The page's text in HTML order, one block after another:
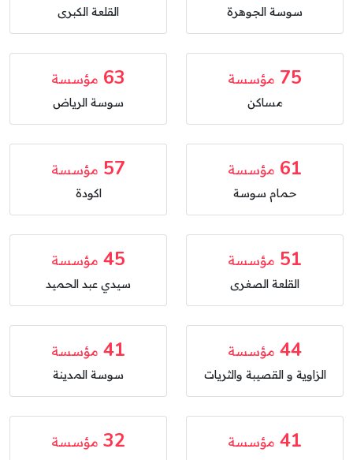
سوسة الجوهرة القلعة الكبرى
75 مؤسسة
مساكن
63 مؤسسة
سوسة الرياض
61 مؤسسة
حمام سوسة
57 مؤسسة
اكودة
51 مؤسسة
القلعة الصغرى
45 مؤسسة
سيدي عبد الحميد
44 مؤسسة
الزاوية و القصيبة والثريات
41 مؤسسة
سوسة المدينة
41 مؤسسة 32 مؤسسة